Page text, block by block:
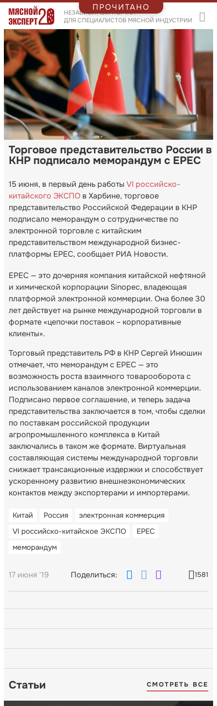
НЕЗАВИСИМЫЙ ПОРТАЛ
ДЛЯ СПЕЦИАЛИСТОВ МЯСНОЙ ИНДУСТРИИ
Торговое представительство России в
КНР подписало меморандум с EPEC
15 июня, в первый день работы VI российско-
китайского ЭКСПО в Харбине, торговое
представительство Российской Федерации в КНР
подписало меморандум о сотрудничестве по
электронной торговле с китайским
представительством международной бизнес-
платформы EPEC, сообщает РИА Новости.
EPEC — это дочерняя компания китайской нефтяной
и химической корпорации Sinopec, владеющая
платформой электронной коммерции. Она более 30
лет действует на рынке международной торговли в
формате «цепочки поставок – корпоративные
клиенты».
Торговый представитель РФ в КНР Сергей Инюшин
отмечает, что меморандум с EPEC — это
возможность роста взаимного товарооборота с
использованием каналов электронной коммерции.
Подписано первое соглашение, и теперь задача
представительства заключается в том, чтобы сделки
по поставкам российской продукции
агропромышленного комплекса в Китай
заключались в таком же формате. Виртуальная
составляющая системы международной торговли
снижает трансакционные издержки и способствует
ускоренному развитию внешнеэкономических
контактов между экспортерами и импортерами.
Китай Россия
электронная коммерция
VI российско-китайское ЭКСПО
EPEC
меморандум
17 июня '19 Поделиться: 1581
Статьи СМОТРЕТЬ ВСЕ
ПРОЧИТАНО